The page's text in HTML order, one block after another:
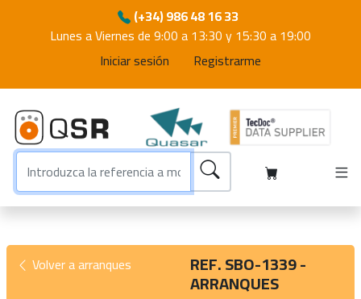
(+34) 986 48 16 33
Lunes a Viernes de 9:00 a 13:30 y 15:30 a 19:00
Iniciar sesión
Registrarme
Volver a arranques REF. SBO-1339 -
ARRANQUES